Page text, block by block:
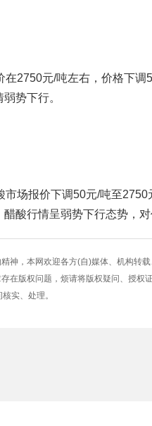
在2750元/吨左右，价格下
势下行。
市场报价下调50元/吨至
酸行情呈弱势下行态势，
精神，本网欢迎各方(自)媒体、机构转
在版权问题，烦请将版权疑问、授权
实、处理。